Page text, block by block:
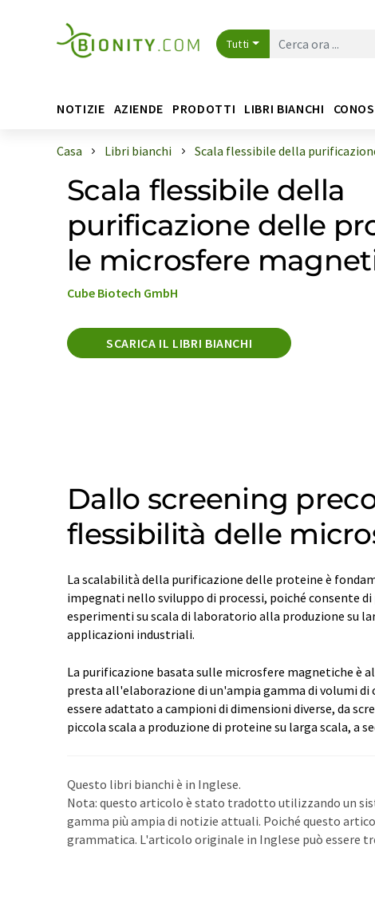
Tutti
NOTIZIE AZIENDE PRODOTTI LIBRI BIANCHI
Casa Libri bianchi Scala flessibile della
Scala flessibile della
purificazione delle
le microsfere
Cube Biotech GmbH
SCARICA IL LIBRI BIANCHI
Dallo screening
flessibilità delle
La scalabilità della purificazione delle proteine è
impegnati nello sviluppo di processi, poiché consente di
esperimenti su scala di laboratorio alla produzione su
applicazioni industriali.
La purificazione basata sulle microsfere magnetiche è
presta all'elaborazione di un'ampia gamma di volumi di
essere adattato a campioni di dimensioni diverse, da
piccola scala a produzione di proteine su larga scala, a
Questo libri bianchi è in Inglese.
Nota: questo articolo è stato tradotto utilizzando un
gamma più ampia di notizie attuali. Poiché questo
grammatica. L'articolo originale in Inglese può essere